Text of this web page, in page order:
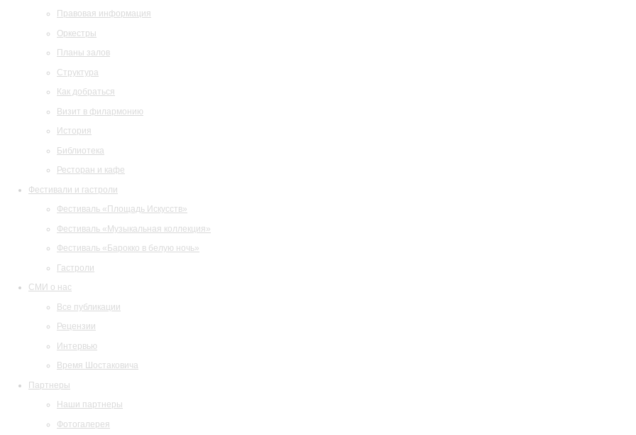
Правовая информация
Оркестры
Планы залов
Структура
Как добраться
Визит в филармонию
История
Библиотека
Ресторан и кафе
Фестивали и гастроли
Фестиваль «Площадь Искусств»
Фестиваль «Музыкальная коллекция»
Фестиваль «Барокко в белую ночь»
Гастроли
СМИ о нас
Все публикации
Рецензии
Интервью
Время Шостаковича
Партнеры
Наши партнеры
Фотогалерея